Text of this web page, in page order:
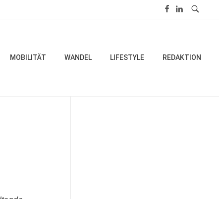
MOBILITÄT WANDEL LIFESTYLE REDAKTION